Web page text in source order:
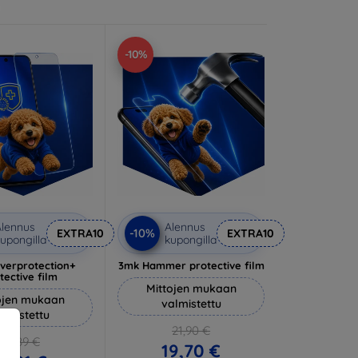
EXTRA10
film
mukaan
20,89 €
-10%
-10%
Alennus
kupongilla
EXTRA10
3mk Hammer protective film
Mittojen mukaan
valmistettu
21,90 €
19,70 €